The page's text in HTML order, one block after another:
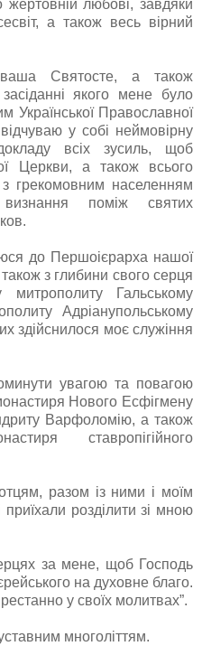
любові, завдяки
а також весь вірний
Святосте, а також
якого мене було
Української Православної
у собі неймовірну
всіх зусиль, щоб
Церкви, а також всього
грекомовним населенням
поміж святих
до Першоієрарха нашої
з глибини свого серця
Гальському
Адріанупольському
здійснилося моє служіння
увагою та повагою
Нового Есфігмену
Варфоломію, а також
ставропігійного
разом із ними і моїм
розділити зі мною
за мене, щоб Господь
на духовне благо.
у своїх молитвах”.
многоліттям.